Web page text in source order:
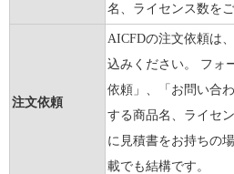
名、ライセンス数を
注文依頼
AICFDの注文依頼は
込みください。 フォ
依頼」、「お問い合
する商品名、ライセ
に見積書をお持ちの
載でも結構です。